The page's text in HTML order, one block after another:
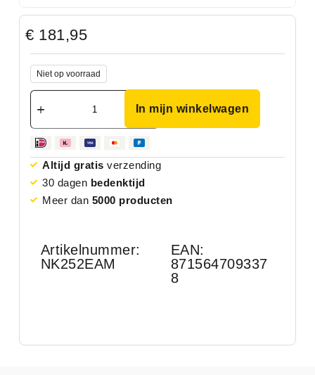
€ 181,95
Niet op voorraad
In mijn winkelwagen
Altijd gratis verzending
30 dagen bedenktijd
Meer dan 5000 producten
Artikelnummer:
NK252EAM
EAN:
871564709337
8